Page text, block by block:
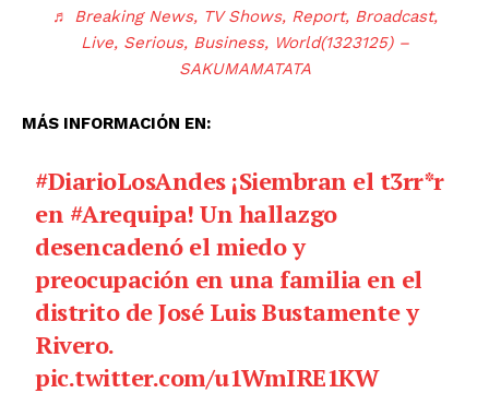
♬ Breaking News, TV Shows, Report, Broadcast,
Live, Serious, Business, World(1323125) –
SAKUMAMATATA
MÁS INFORMACIÓN EN:
#DiarioLosAndes¡Siembran el t3rr*r
en #Arequipa! Un hallazgo
desencadenó el miedo y
preocupación en una familia en el
distrito de José Luis Bustamente y
Rivero.
pic.twitter.com/u1WmIRE1KW